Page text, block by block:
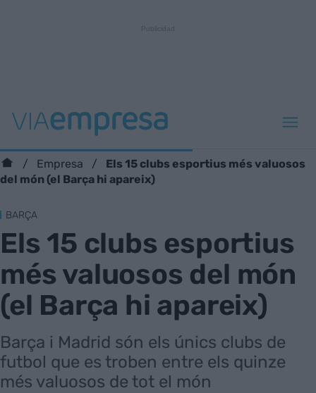
Empresa
Els 15 clubs esportius més valuosos
del món (el Barça hi apareix)
BARÇA
Els 15 clubs esportius
més valuosos del món
(el Barça hi apareix)
Barça i Madrid són els únics clubs de
futbol que es troben entre els quinze
més valuosos de tot el món